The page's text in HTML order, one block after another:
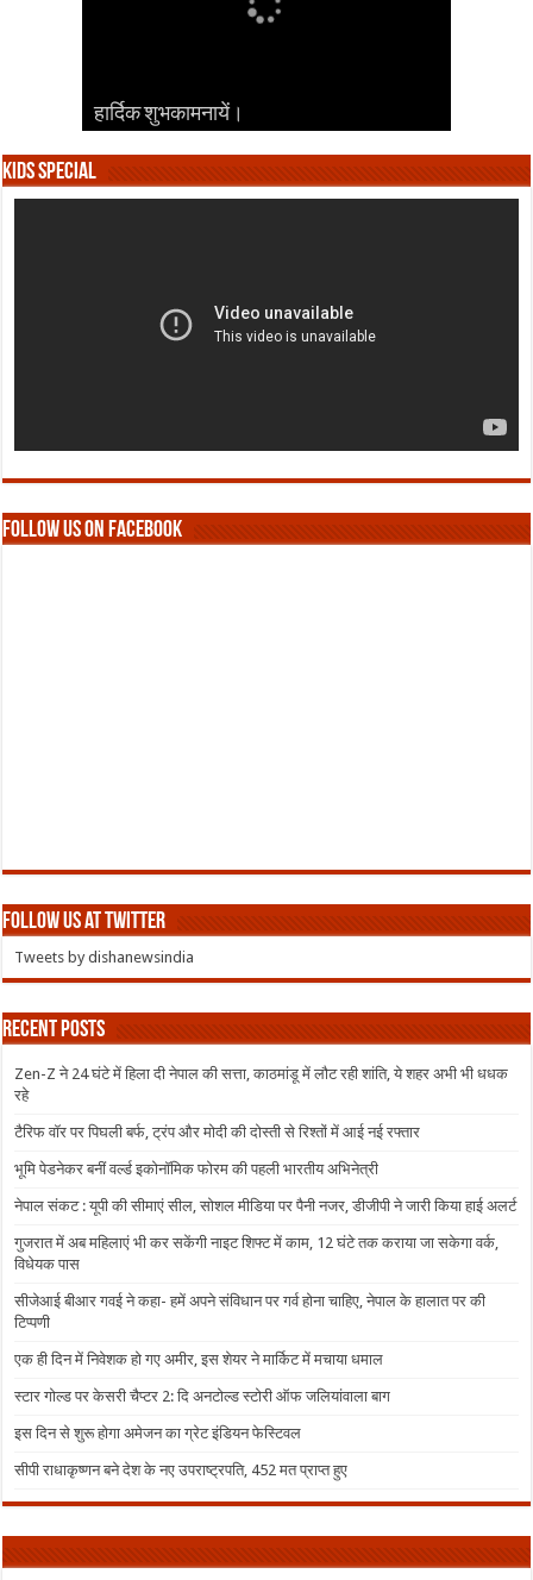
हार्दिक शुभकामनायें।
हार्दिक शुभकामनायें।
हार्दिक शुभकामनायें।
हार्दिक शुभकामनायें।
हार्दिक शुभकामनायें।
Kids Special
Follow us on Facebook
Follow us at Twitter
Tweets by dishanewsindia
Recent Posts
Zen-Z ने 24 घंटे में हिला दी नेपाल की सत्ता, काठमांडू में लौट रही शांति, ये शहर अभी भी धधक
रहे
टैरिफ वॉर पर पिघली बर्फ, ट्रंप और मोदी की दोस्ती से रिश्तों में आई नई रफ्तार
भूमि पेडनेकर बनीं वर्ल्ड इकोनॉमिक फोरम की पहली भारतीय अभिनेत्री
नेपाल संकट : यूपी की सीमाएं सील, सोशल मीडिया पर पैनी नजर, डीजीपी ने जारी किया हाई अलर्ट
गुजरात में अब महिलाएं भी कर सकेंगी नाइट शिफ्ट में काम, 12 घंटे तक कराया जा सकेगा वर्क,
विधेयक पास
सीजेआई बीआर गवई ने कहा- हमें अपने संविधान पर गर्व होना चाहिए, नेपाल के हालात पर की
टिप्पणी
एक ही दिन में निवेशक हो गए अमीर, इस शेयर ने मार्किट में मचाया धमाल
स्टार गोल्ड पर केसरी चैप्टर 2: दि अनटोल्ड स्टोरी ऑफ जलियांवाला बाग
इस दिन से शुरू होगा अमेजन का ग्रेट इंडियन फेस्टिवल
सीपी राधाकृष्णन बने देश के नए उपराष्ट्रपति, 452 मत प्राप्त हुए